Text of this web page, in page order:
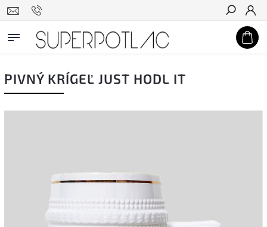
Hľadať
PIVNÝ KRÍGEĽ JUST HODL IT